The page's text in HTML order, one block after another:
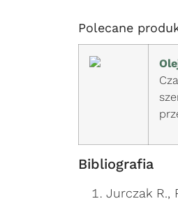
Polecane
Bibliografia
Jurczak R.,